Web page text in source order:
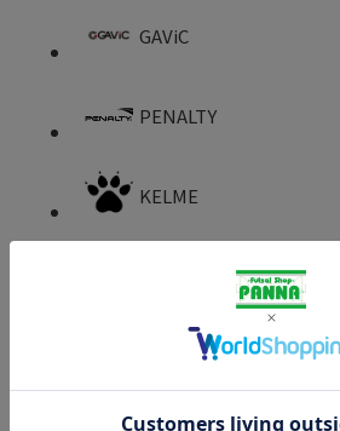
GAViC
PENALTY
KELME
Dalponte